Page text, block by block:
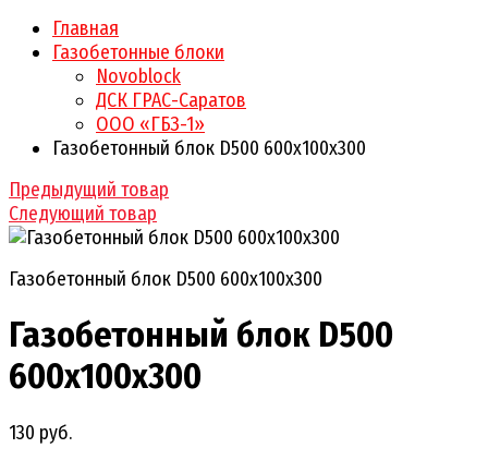
Главная
Газобетонные блоки
Novoblock
ДСК ГРАС-Саратов
ООО «ГБЗ-1»
Газобетонный блок D500 600х100х300
Предыдущий товар
Следующий товар
Газобетонный блок D500 600х100х300
Газобетонный блок D500
600х100х300
130 руб.